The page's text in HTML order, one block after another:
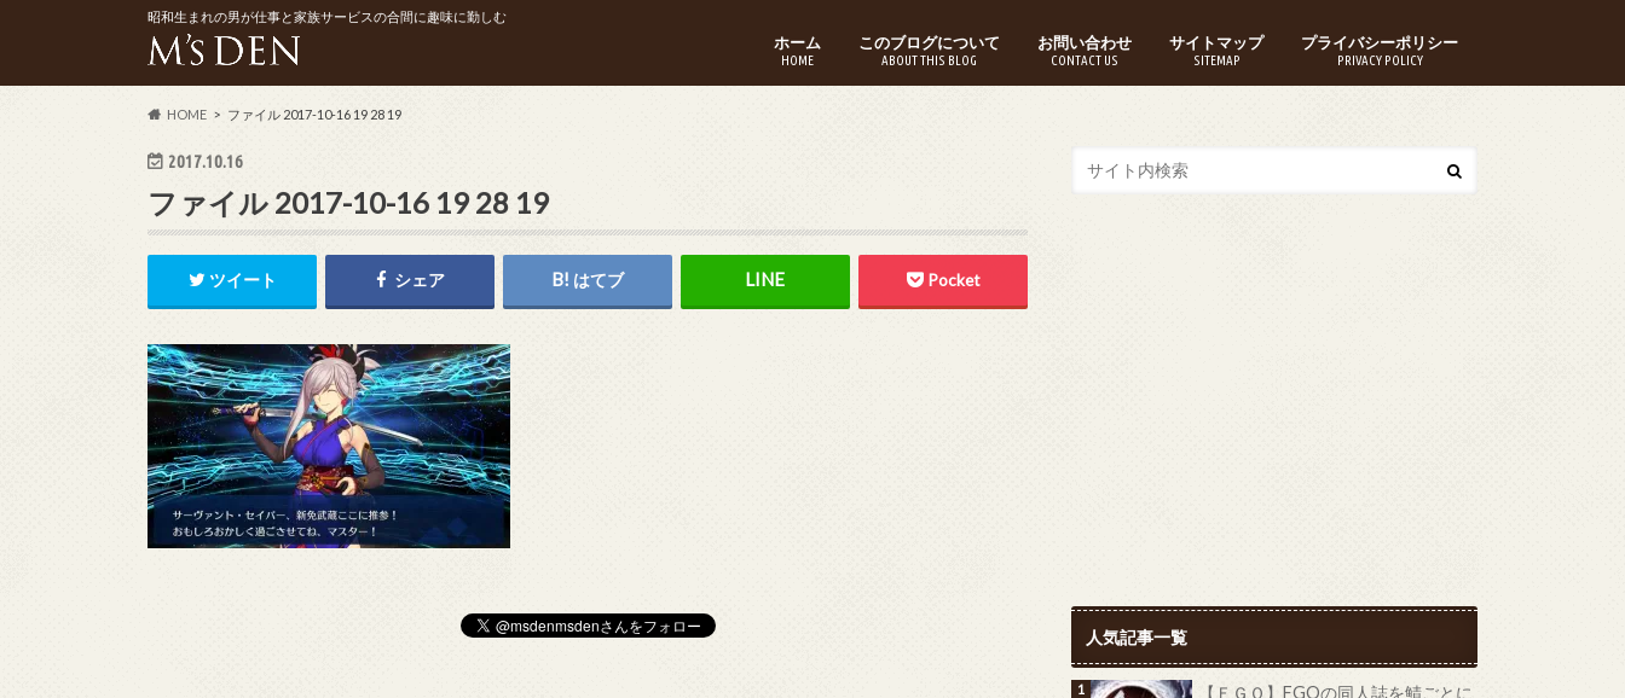
昭和生まれの男が仕事と家族サービスの合間に趣味に勤しむ
ホーム
HOME
このブログについて
ABOUT THIS BLOG
お問い合わせ
CONTACT US
サイトマップ
SITEMAP
プライバシーポリシー
PRIVACY POLICY
HOME ファイル 2017-10-16 19 28 19
2017.10.16
ファイル 2017-10-16 19 28 19
ツイート シェア はてブ Pocket
人気記事一覧
【ＦＧＯ】FGOの同人誌を鯖ごとに